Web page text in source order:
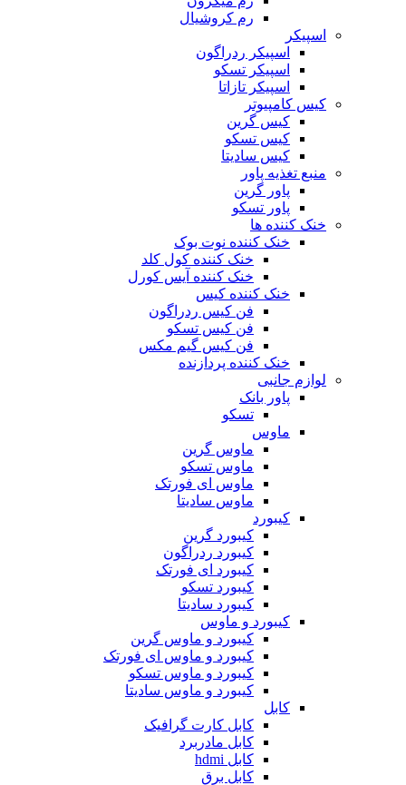
رم کروشیال
اسپیکر
اسپیکر ردراگون
اسپیکر تسکو
اسپیکر تازاتا
کیس کامپیوتر
کیس گرین
کیس تسکو
کیس سادیتا
منبع تغذیه‌ پاور
پاور گرین
پاور تسکو
خنک کننده ها
خنک کننده نوت بوک
خنک کننده کول کلد
خنک کننده آیس کورل
خنک کننده کیس
فن کیس ردراگون
فن کیس تسکو
فن کیس گیم مکس
خنک کننده پردازنده
لوازم جانبی
پاور بانک
تسکو
ماوس
ماوس گرین
ماوس تسکو
ماوس ای فورتک
ماوس سادیتا
کیبورد
کیبورد گرین
کیبورد ردراگون
کیبورد ای فورتک
کیبورد تسکو
کیبورد سادیتا
کیبورد و ماوس
کیبورد و ماوس گرین
کیبورد و ماوس ای فورتک
کیبورد و ماوس تسکو
کیبورد و ماوس سادیتا
کابل
کابل کارت گرافیک
کابل مادربرد
کابل hdmi
کابل برق